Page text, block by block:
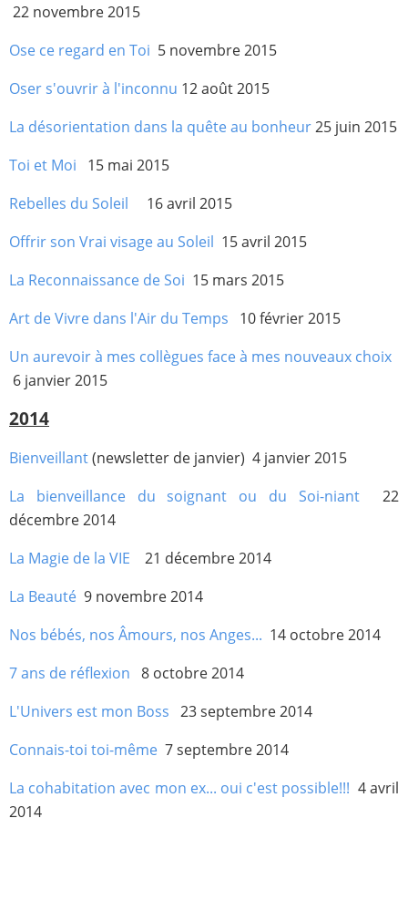
22 novembre 2015
Ose ce regard en Toi 5 novembre 2015
Oser s'ouvrir à l'inconnu 12 août 2015
La désorientation dans la quête au bonheur25 juin 2015
Toi et Moi 15 mai 2015
Rebelles du Soleil 16 avril 2015
Offrir son Vrai visage au Soleil 15 avril 2015
La Reconnaissance de Soi 15 mars 2015
Art de Vivre dans l'Air du Temps
10 février 2015
Un aurevoir à mes collègues face à mes nouveaux choix
6 janvier 2015
2014
Bienveillant(newsletter de janvier) 4 janvier 2015
La bienveillance du soignant ou du Soi-niant22
décembre 2014
La Magie de la VIE 21 décembre 2014
La Beauté 9 novembre 2014
Nos bébés, nos Âmours, nos Anges... 14 octobre 2014
7 ans de réflexion 8 octobre 2014
L'Univers est mon Boss 23 septembre 2014
Connais-toi toi-même 7 septembre 2014
La cohabitation avec mon ex... oui c'est possible!!! 4 avril
2014